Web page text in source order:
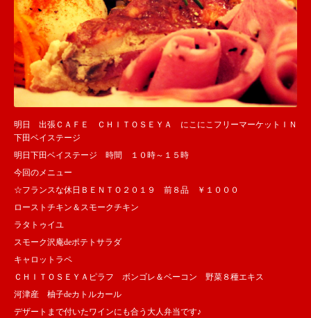
明日 出張ＣＡＦＥ ＣＨＩＴＯＳＥＹＡ にこにこフリーマーケットＩＮ
下田ベイステージ
明日下田ベイステージ 時間 １０時～１５時
今回のメニュー
☆フランスな休日ＢＥＮＴＯ２０１９ 前８品 ￥１０００
ローストチキン＆スモークチキン
ラタトゥイユ
スモーク沢庵deポテトサラダ
キャロットラペ
ＣＨＩＴＯＳＥＹＡピラフ ボンゴレ＆ベーコン 野菜８種エキス
河津産 柚子deカトルカール
デザートまで付いたワインにも合う大人弁当です♪